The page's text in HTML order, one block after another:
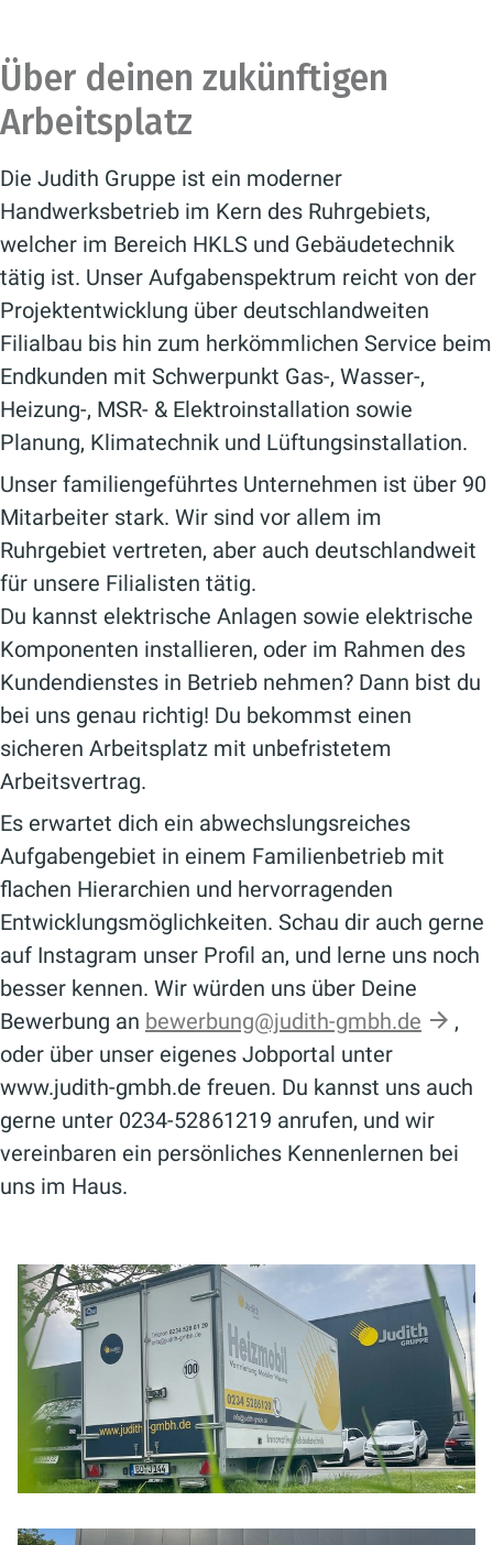
Über deinen zukünftigen
Arbeitsplatz
Die Judith Gruppe ist ein moderner
Handwerksbetrieb im Kern des Ruhrgebiets,
welcher im Bereich HKLS und Gebäudetechnik
tätig ist. Unser Aufgabenspektrum reicht von der
Projektentwicklung über deutschlandweiten
Filialbau bis hin zum herkömmlichen Service beim
Endkunden mit Schwerpunkt Gas-, Wasser-,
Heizung-, MSR- & Elektroinstallation sowie
Planung, Klimatechnik und Lüftungsinstallation.
Unser familiengeführtes Unternehmen ist über 90
Mitarbeiter stark. Wir sind vor allem im
Ruhrgebiet vertreten, aber auch deutschlandweit
für unsere Filialisten tätig.
Du kannst elektrische Anlagen sowie elektrische
Komponenten installieren, oder im Rahmen des
Kundendienstes in Betrieb nehmen? Dann bist du
bei uns genau richtig! Du bekommst einen
sicheren Arbeitsplatz mit unbefristetem
Arbeitsvertrag.
Es erwartet dich ein abwechslungsreiches
Aufgabengebiet in einem Familienbetrieb mit
flachen Hierarchien und hervorragenden
Entwicklungsmöglichkeiten. Schau dir auch gerne
auf Instagram unser Profil an, und lerne uns noch
besser kennen. Wir würden uns über Deine
Bewerbung an bewerbung@judith-gmbh.de
,
oder über unser eigenes Jobportal unter
www.judith-gmbh.de freuen. Du kannst uns auch
gerne unter 0234-52861219 anrufen, und wir
vereinbaren ein persönliches Kennenlernen bei
uns im Haus.